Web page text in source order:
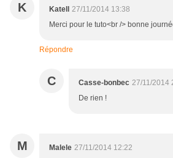
K Katell
27/11/2014 13:38
Merci pour le tuto<br /> bonne
Répondre
C Casse-bonbec 27/11/2014
De rien !
M Malele 27/11/2014 12:22